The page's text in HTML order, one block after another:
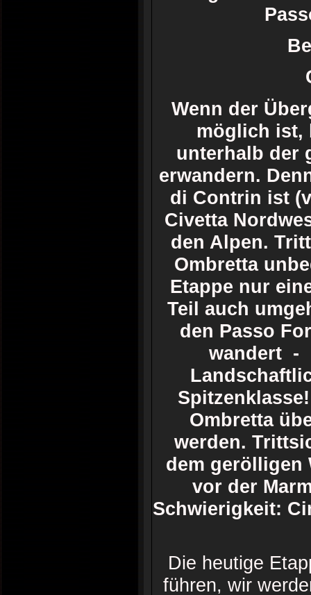
Wenn der
möglich ist,
unterhalb der
erwandern.
di Contrin ist
Civetta
den Alpen.
Ombretta
Etappe nur
Teil auch
den Passo
wandert -
Ombretta
werden.
dem gerölligen
vor der
Schwierigkeit:
Die heutige
führen, wir